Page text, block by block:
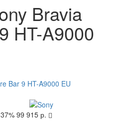
Bravia
HT-A9000
99 915 р.